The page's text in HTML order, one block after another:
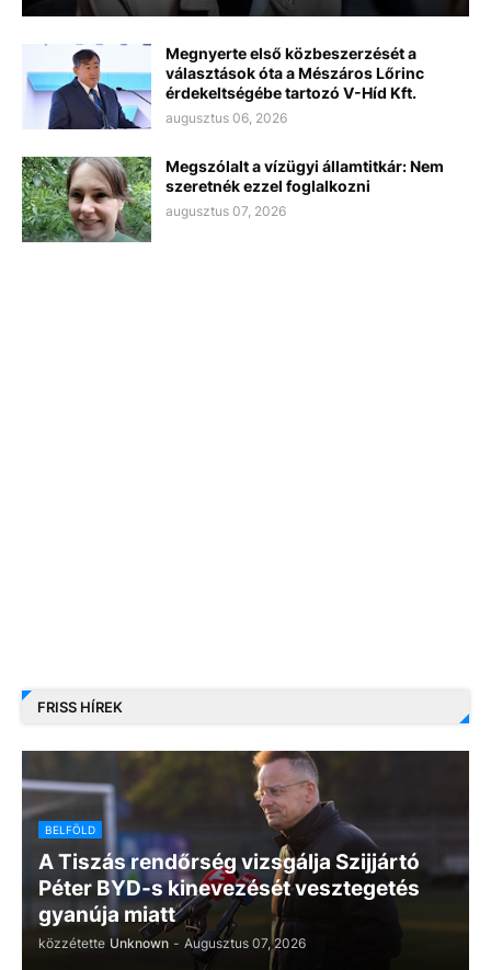
Megnyerte első közbeszerzését a
választások óta a Mészáros Lőrinc
érdekeltségébe tartozó V-Híd Kft.
augusztus 06, 2026
Megszólalt a vízügyi államtitkár: Nem
szeretnék ezzel foglalkozni
augusztus 07, 2026
FRISS HÍREK
BELFÖLD
A Tiszás rendőrség vizsgálja Szijjártó
Péter BYD-s kinevezését vesztegetés
gyanúja miatt
közzétette Unknown - Augusztus 07, 2026